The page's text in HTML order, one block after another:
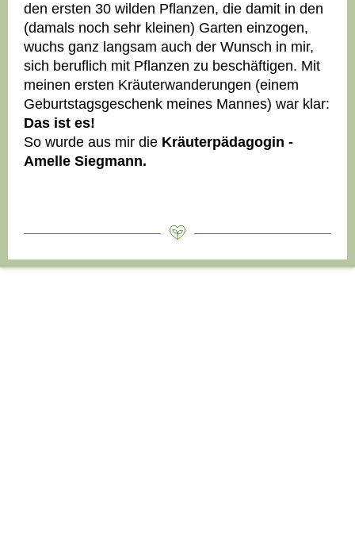
den ersten 30 wilden Pflanzen, die damit in den
(damals noch sehr kleinen) Garten einzogen,
wuchs ganz langsam auch der Wunsch in mir,
sich beruflich mit Pflanzen zu beschäftigen. Mit
meinen ersten Kräuterwanderungen (einem
Geburtstagsgeschenk meines Mannes) war klar:
Das ist es!
So wurde aus mir die Kräuterpädagogin -
Amelle Siegmann.